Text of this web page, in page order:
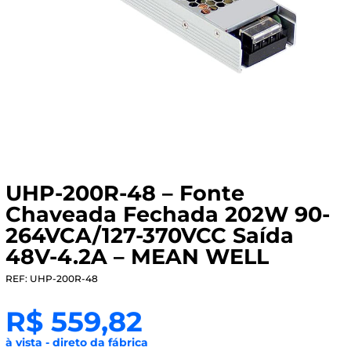
UHP-200R-48 – Fonte
Chaveada Fechada 202W 90-
264VCA/127-370VCC Saída
48V-4.2A – MEAN WELL
REF: UHP-200R-48
R$559,82
à vista - direto da fábrica